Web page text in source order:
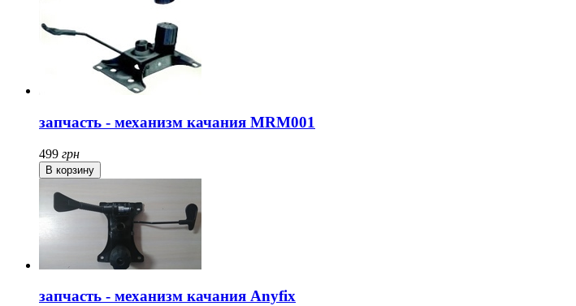
запчасть - механизм качания MRM001
499 грн
запчасть - механизм качания Anyfix